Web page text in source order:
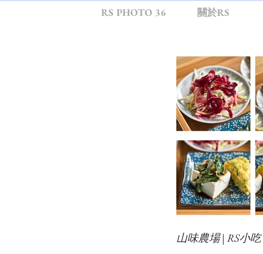
RS PHOTO 36 關於RS
山味農場 | RS小吃